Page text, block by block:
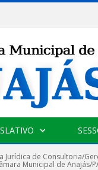
Jurídica de Consultoria/
Municipal de Anajás/